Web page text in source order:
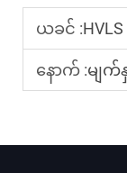
ယခင် :HVLS
နောက် :မျက်